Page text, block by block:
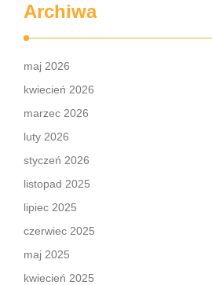
Archiwa
maj 2026
kwiecień 2026
marzec 2026
luty 2026
styczeń 2026
listopad 2025
lipiec 2025
czerwiec 2025
maj 2025
kwiecień 2025